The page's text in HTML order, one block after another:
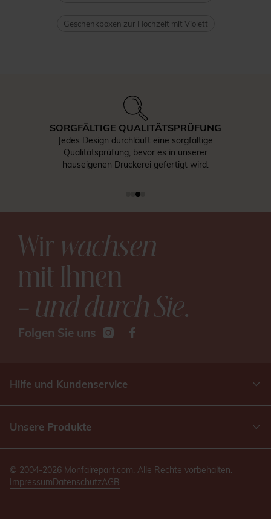
Geschenkboxen zur Hochzeit mit Violett
SORGFÄLTIGE QUALITÄTSPRÜFUNG
Jedes Design durchläuft eine sorgfältige
Qualitätsprüfung, bevor es in unserer
hauseigenen Druckerei gefertigt wird.
Wirwachsen
mit Ihnen
– und durch Sie.
Folgen Sie uns
Hilfe und Kundenservice
Unsere Produkte
© 2004-2026 Monfairepart.com. Alle Rechte vorbehalten.
ImpressumDatenschutzAGB